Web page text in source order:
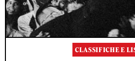
CLASSIFICHE E